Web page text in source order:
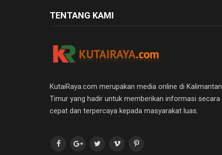
TENTANG KAMI
KutaiRaya.com merupakan media online di Kalimantan
Timur yang hadir untuk memberikan informasi secara
cepat dan terpercaya kepada masyarakat luas.